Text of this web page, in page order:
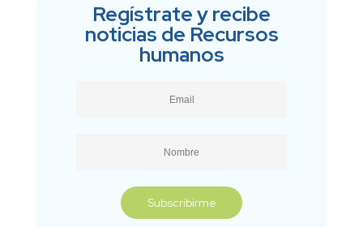
Regístrate y recibe
noticias de Recursos
humanos